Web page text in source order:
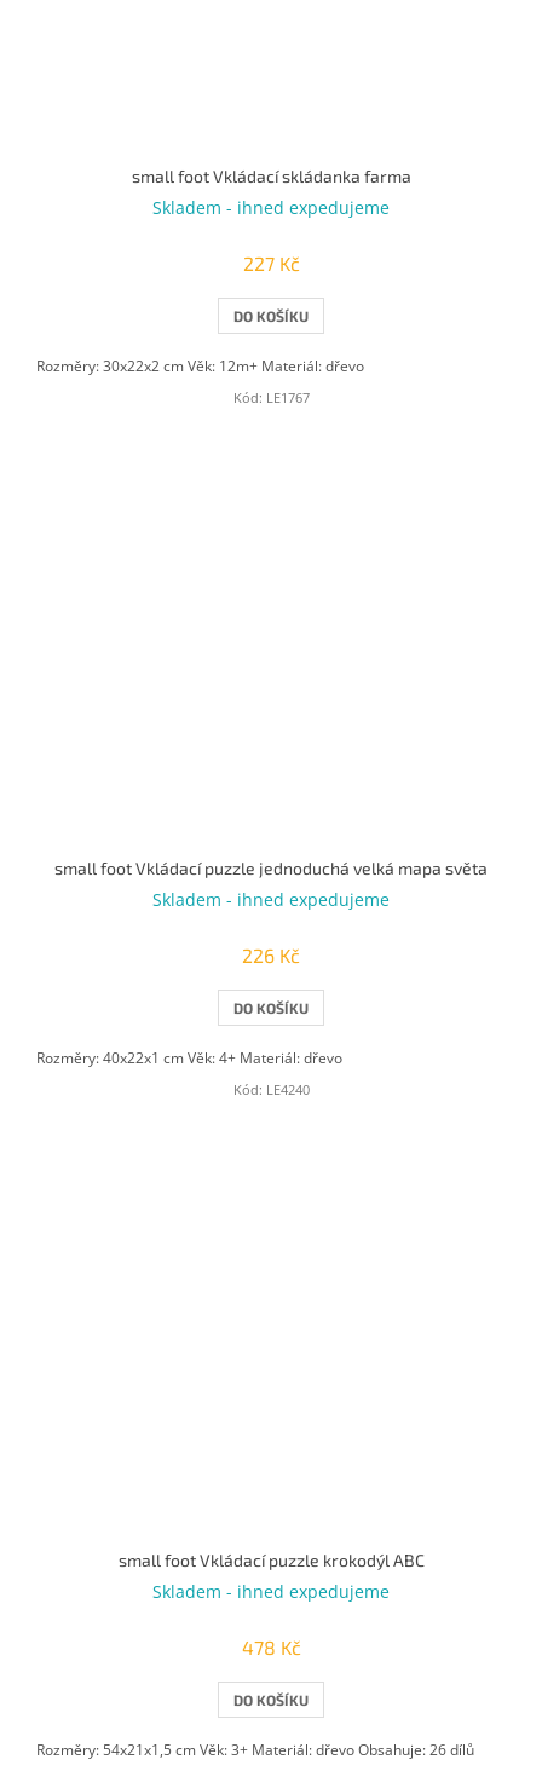
small foot Vkládací skládanka farma
Skladem - ihned expedujeme
227 Kč
DO KOŠÍKU
Rozměry: 30x22x2 cm Věk: 12m+ Materiál: dřevo
Kód: LE1767
small foot Vkládací puzzle jednoduchá velká mapa světa
Skladem - ihned expedujeme
226 Kč
DO KOŠÍKU
Rozměry: 40x22x1 cm Věk: 4+ Materiál: dřevo
Kód: LE4240
small foot Vkládací puzzle krokodýl ABC
Skladem - ihned expedujeme
478 Kč
DO KOŠÍKU
Rozměry: 54x21x1,5 cm Věk: 3+ Materiál: dřevo Obsahuje: 26 dílů